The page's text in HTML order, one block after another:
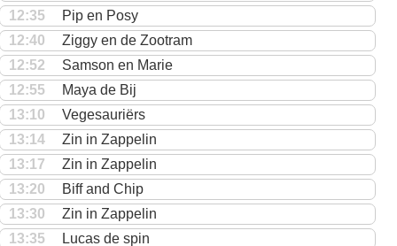
12:35
Pip en Posy
12:40
Ziggy en de Zootram
12:52
Samson en Marie
12:55
Maya de Bij
13:10
Vegesauriërs
13:14
Zin in Zappelin
13:17
Zin in Zappelin
13:20
Biff and Chip
13:30
Zin in Zappelin
13:35
Lucas de spin